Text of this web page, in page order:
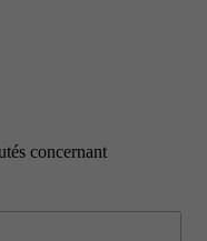
concernant